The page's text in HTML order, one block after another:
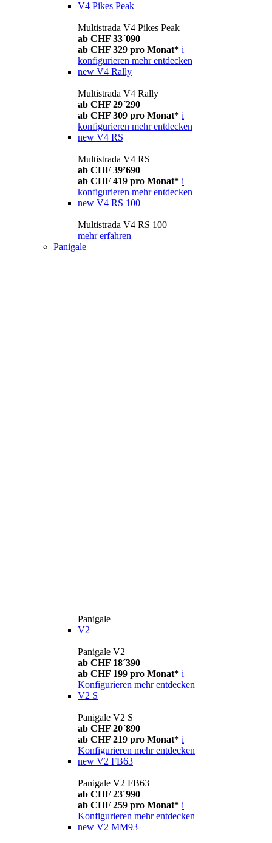
V4 Pikes Peak
Multistrada V4 Pikes Peak
ab CHF 33´090
ab CHF 329 pro Monat* i
konfigurieren mehr entdecken
new V4 Rally
Multistrada V4 Rally
ab CHF 29´290
ab CHF 309 pro Monat* i
konfigurieren mehr entdecken
new V4 RS
Multistrada V4 RS
ab CHF 39’690
ab CHF 419 pro Monat* i
konfigurieren mehr entdecken
new V4 RS 100
Multistrada V4 RS 100
mehr erfahren
Panigale
Panigale
V2
Panigale V2
ab CHF 18´390
ab CHF 199 pro Monat* i
Konfigurieren mehr entdecken
V2 S
Panigale V2 S
ab CHF 20´890
ab CHF 219 pro Monat* i
Konfigurieren mehr entdecken
new V2 FB63
Panigale V2 FB63
ab CHF 23´990
ab CHF 259 pro Monat* i
Konfigurieren mehr entdecken
new V2 MM93